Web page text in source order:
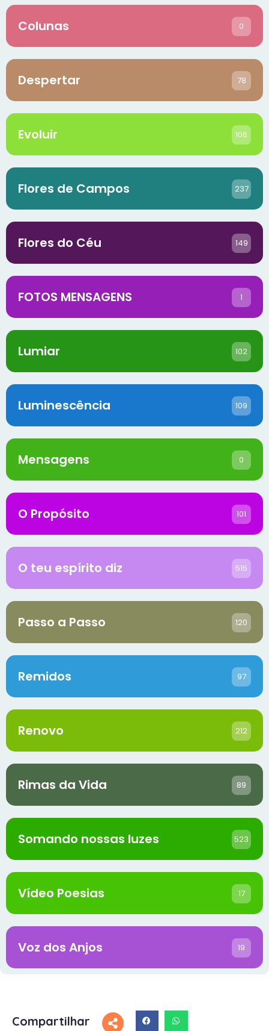
Colunas 0
Despertar 78
Evoluir 106
Flores de Campos 237
Flores do Céu 149
FOTOS MENSAGENS 1
Lumiar 102
Luminescência 109
Mensagens 0
O Propósito 101
O teu espírito diz 515
Passo a Passo 120
Remidos 97
Renovo 212
Rimas da Vida 89
Somando nossas luzes 523
Vídeo Poesias 17
Voz dos Anjos 19
Compartilhar